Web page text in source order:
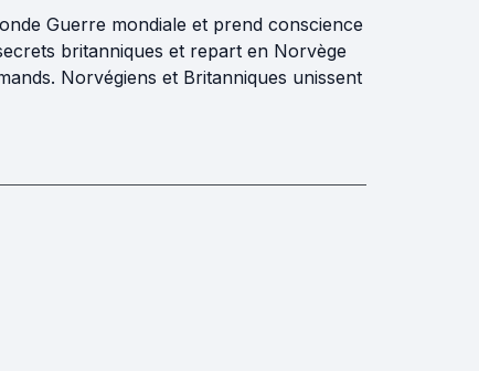
Guerre mondiale et prend conscience
britanniques et repart en Norvège
Norvégiens et Britanniques unissent